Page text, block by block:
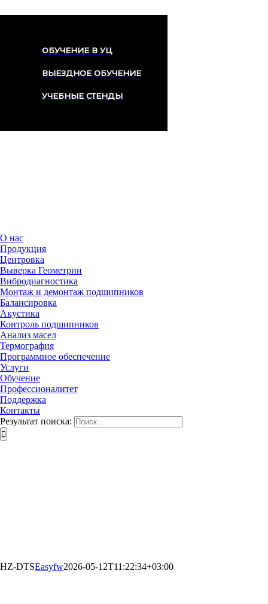
ОБУЧЕНИЕ В УЦ
ВЫЕЗДНОЕ ОБУЧЕНИЕ
УЧЕБНЫЕ СТЕНДЫ
О нас
Продукция
Центровка
Выверка Геометрии
Вибродиагностика
Монтаж и демонтаж подшипников
Балансировка
Акустика
Контроль подшипников
Анализ масел
Термография
Программное обеспечение
Услуги
Обучение
Профессионалитет
Поддержка
Контакты
Результат поиска:
HZ-DTSEasyfw2026-05-12T11:22:34+03:00